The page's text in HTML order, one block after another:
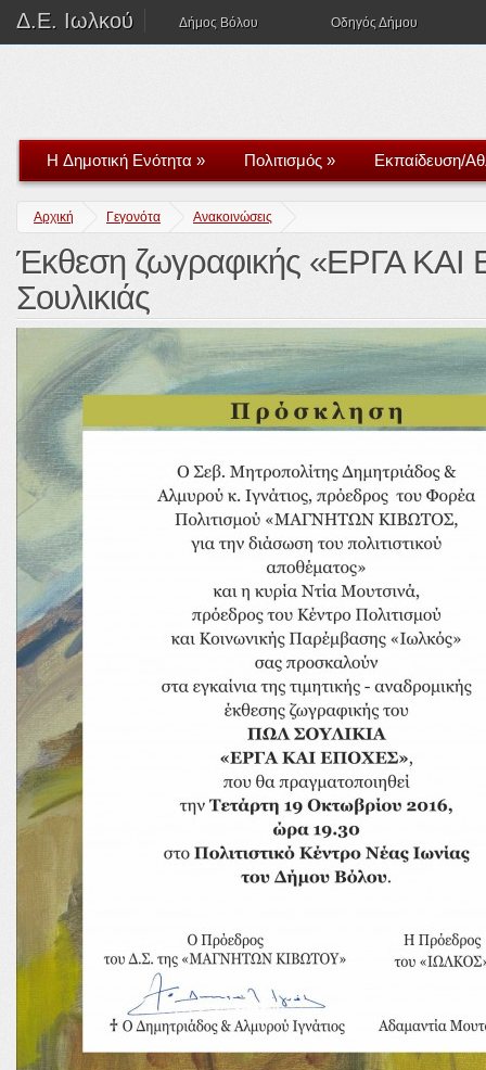
Δ.Ε. Ιωλκού Δήμος Βόλου Οδηγός Δήμου
H Δημοτική Ενότητα » Πολιτισμός » Εκπαίδευση/
Αρχική Γεγονότα Ανακοινώσεις
Έκθεση ζωγραφικής «ΕΡΓΑ
Σουλικιάς